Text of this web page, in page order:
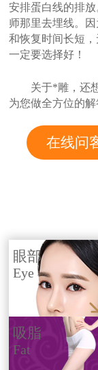
安排蛋白线的排
师那里去埋线。
和恢复时间长短
一定要选择好！
关于*雕，还想
为您做全方位的解
在线问
眼部
Eye
吸脂
Fat